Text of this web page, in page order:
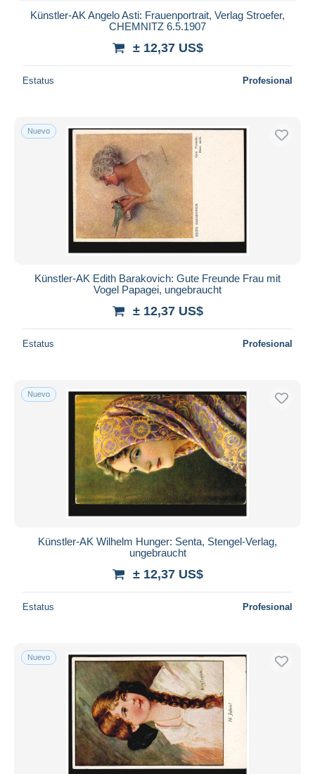
Künstler-AK Angelo Asti: Frauenportrait, Verlag Stroefer,
CHEMNITZ 6.5.1907
± 12,37 US$
Estatus Profesional
Nuevo
Künstler-AK Edith Barakovich: Gute Freunde Frau mit
Vogel Papagei, ungebraucht
± 12,37 US$
Estatus Profesional
Nuevo
Künstler-AK Wilhelm Hunger: Senta, Stengel-Verlag,
ungebraucht
± 12,37 US$
Estatus Profesional
Nuevo